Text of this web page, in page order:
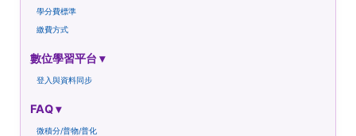
學分費標準
繳費方式
數位學習平台 ▾
登入與資料同步
FAQ ▾
微積分/普物/普化